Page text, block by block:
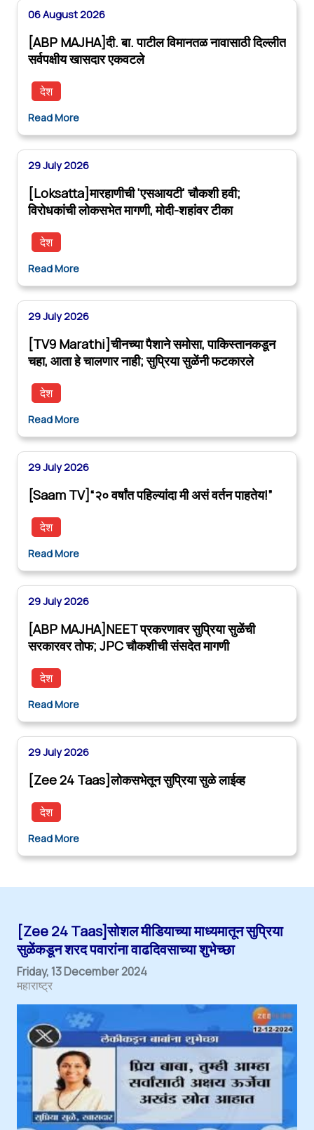
06 August 2026
[ABP MAJHA]दी. बा. पाटील विमानतळ नावासाठी दिल्लीत
सर्वपक्षीय खासदार एकवटले
देश
Read More
29 July 2026
[Loksatta]मारहाणीची 'एसआयटी' चौकशी हवी;
विरोधकांची लोकसभेत मागणी, मोदी-शहांवर टीका
देश
Read More
29 July 2026
[TV9 Marathi]चीनच्या पैशाने समोसा, पाकिस्तानकडून
चहा, आता हे चालणार नाही; सुप्रिया सुळेंनी फटकारले
देश
Read More
29 July 2026
[Saam TV]“२० वर्षांत पहिल्यांदा मी असं वर्तन पाहतेय!”
देश
Read More
29 July 2026
[ABP MAJHA]NEET प्रकरणावर सुप्रिया सुळेंची
सरकारवर तोफ; JPC चौकशीची संसदेत मागणी
देश
Read More
29 July 2026
[Zee 24 Taas]लोकसभेतून सुप्रिया सुळे लाईव्ह
देश
Read More
[Zee 24 Taas]सोशल मीडियाच्या माध्यमातून सुप्रिया
सुळेंकडून शरद पवारांना वाढदिवसाच्या शुभेच्छा
Friday, 13 December 2024
महाराष्ट्र